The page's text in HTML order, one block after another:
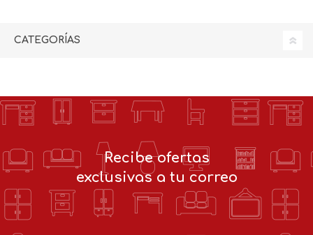
CATEGORÍAS
Recibe ofertas
exclusivas a tu correo